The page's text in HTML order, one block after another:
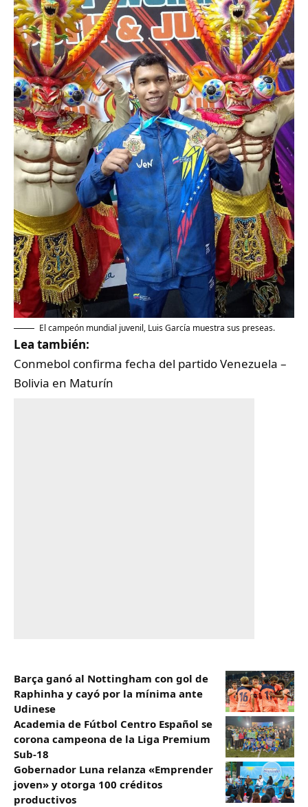
El campeón mundial juvenil, Luis García muestra sus preseas.
Lea también:
Conmebol confirma fecha del partido Venezuela –
Bolivia en Maturín
Barça ganó al Nottingham con gol de
Raphinha y cayó por la mínima ante
Udinese
Academia de Fútbol Centro Español se
corona campeona de la Liga Premium
Sub-18
Gobernador Luna relanza «Emprender
joven» y otorga 100 créditos
productivos